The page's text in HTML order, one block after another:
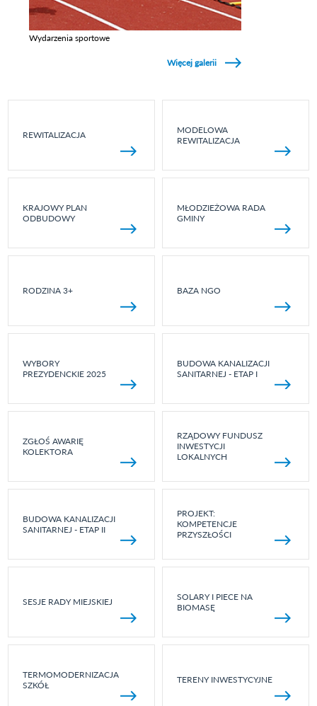
Wydarzenia sportowe
Więcej galerii
REWITALIZACJA
MODELOWA
REWITALIZACJA
KRAJOWY PLAN
ODBUDOWY
MŁODZIEŻOWA RADA
GMINY
RODZINA 3+ BAZA NGO
WYBORY
PREZYDENCKIE 2025
BUDOWA KANALIZACJI
SANITARNEJ - ETAP I
ZGŁOŚ AWARIĘ
KOLEKTORA
RZĄDOWY FUNDUSZ
INWESTYCJI
LOKALNYCH
BUDOWA KANALIZACJI
SANITARNEJ - ETAP II
PROJEKT:
KOMPETENCJE
PRZYSZŁOŚCI
SESJE RADY MIEJSKIEJ
SOLARY I PIECE NA
BIOMASĘ
TERMOMODERNIZACJA
SZKÓŁ
TERENY INWESTYCYJNE